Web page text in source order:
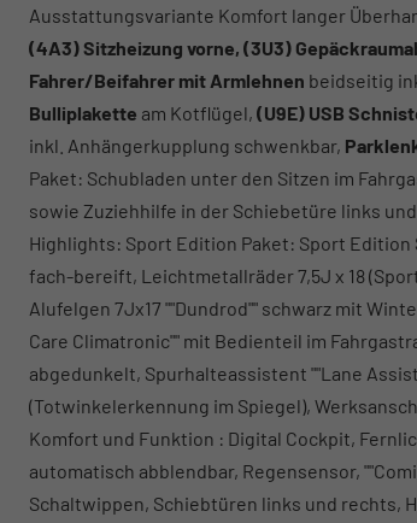
Ausstattungsvariante Komfort langer
(4A3) Sitzheizung vorne, (3U3)
Fahrer/Beifahrer mit Armlehnen beidseitig
Bulliplakette am Kotflügel, (U9E) USB
inkl. Anhängerkupplung schwenkbar,
Paket: Schubladen unter den Sitzen im
sowie Zuziehhilfe in der Schiebetüre links
Highlights: Sport Edition Paket: Sport Edition
fach-bereift, Leichtmetallräder 7,5J x 18
Alufelgen 7Jx17 ""Dundrod"" schwarz mit
Care Climatronic"" mit Bedienteil im
abgedunkelt, Spurhalteassistent ""Lane
(Totwinkelerkennung im Spiegel),
Komfort und Funktion : Digital Cockpit,
automatisch abblendbar, Regensensor,
Schaltwippen, Schiebtüren links und rechts,